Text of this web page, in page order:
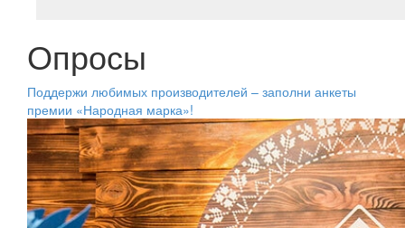
Опросы
Поддержи любимых производителей – заполни анкеты
премии «Народная марка»!